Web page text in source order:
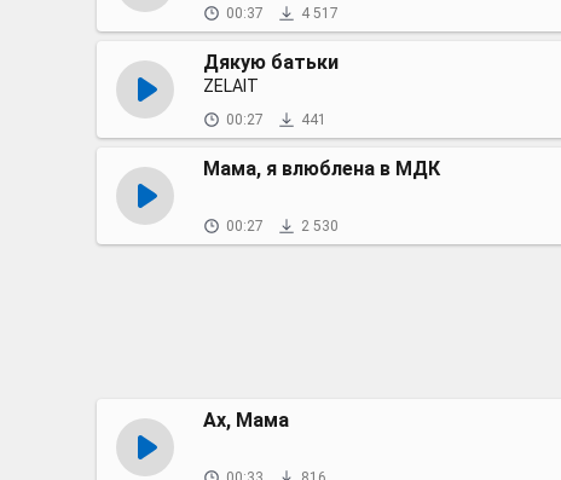
00:37 4 517
Дякую батьки
ZELAIT
00:27 441
Мама, я влюблена в МДК
00:27 2 530
Ах, Мама